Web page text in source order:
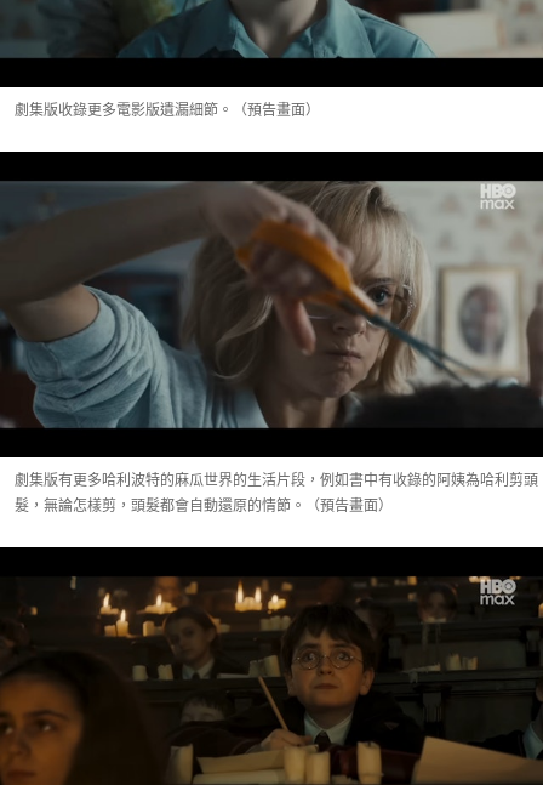
劇集版收錄更多電影版遺漏細節。（預告畫面）
劇集版有更多哈利波特的麻瓜世界的生活片段，例如書中有收錄的阿姨為哈利剪頭
髮，無論怎樣剪，頭髮都會自動還原的情節。（預告畫面）